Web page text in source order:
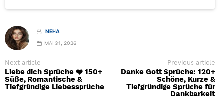
NEHA
MAI 31, 2026
Next article
Liebe dich Sprüche ❤️ 150+
Süße, Romantische &
Tiefgründige Liebessprüche
Previous article
Danke Gott Sprüche: 120+
Schöne, Kurze &
Tiefgründige Sprüche für
Dankbarkeit